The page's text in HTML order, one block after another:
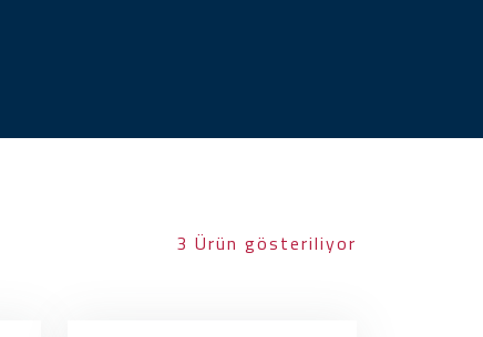
3 Ürün gösteriliyor